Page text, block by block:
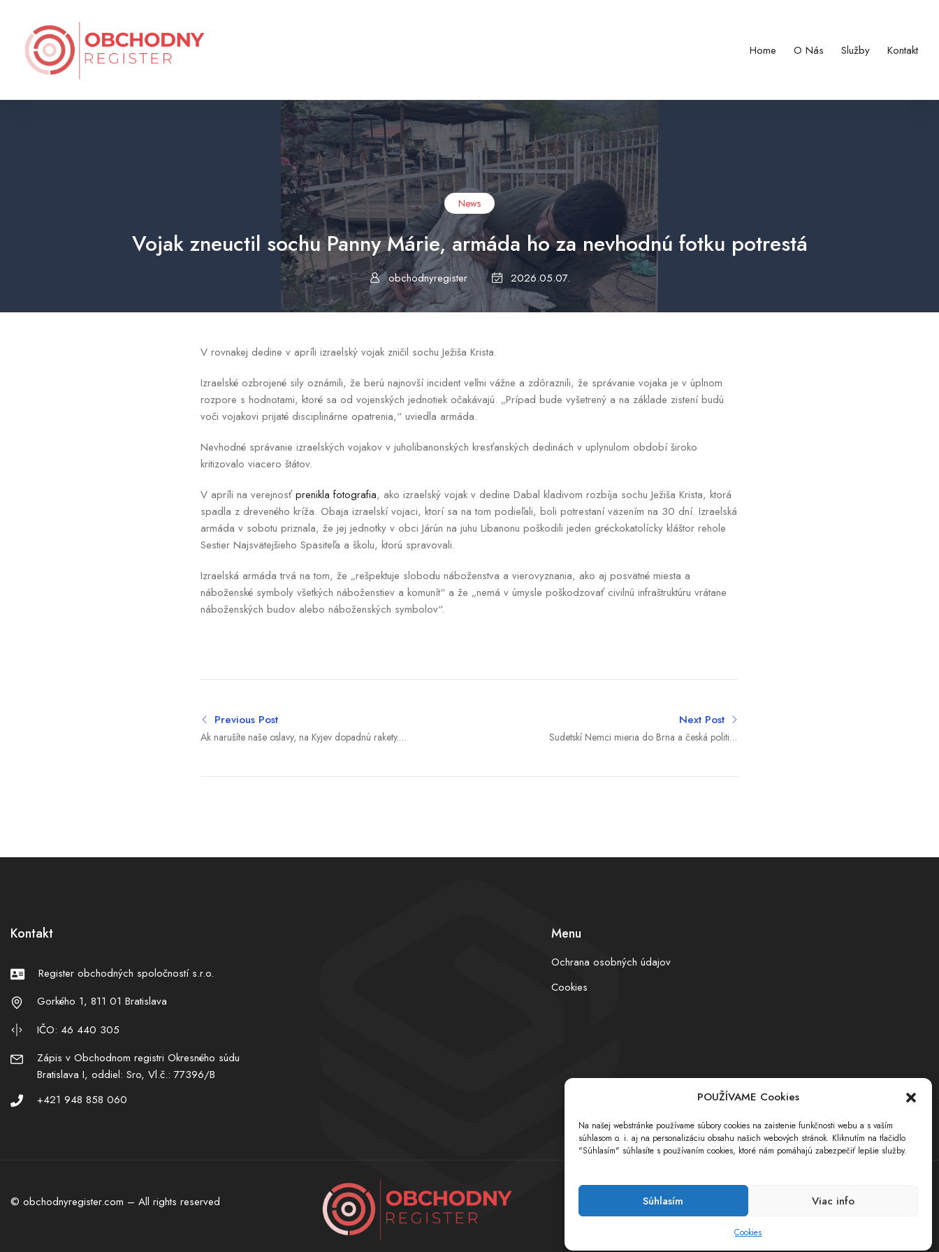
POUŽÍVAME Cookies
Na našej webstránke používame súbory cookies na zaistenie funkčnosti webu a s vaším
súhlasom o. i. aj na personalizáciu obsahu našich webových stránok. Kliknutím na tlačidlo
"Súhlasím" súhlasíte s používaním cookies, ktoré nám pomáhajú zabezpečiť lepšie služby.
Súhlasím Viac info
Cookies
Home O Nás Služby Kontakt
News
Vojak zneuctil sochu Panny Márie, armáda ho za nevhodnú fotku potrestá
obchodnyregister 2026.05.07.
V rovnakej dedine v apríli izraelský vojak zničil sochu Ježiša Krista.
Izraelské ozbrojené sily oznámili, že berú najnovší incident veľmi vážne a zdôraznili, že správanie vojaka je v úplnom
rozpore s hodnotami, ktoré sa od vojenských jednotiek očakávajú. „Prípad bude vyšetrený a na základe zistení budú
voči vojakovi prijaté disciplinárne opatrenia,“ uviedla armáda.
Nevhodné správanie izraelských vojakov v juholibanonských kresťanských dedinách v uplynulom období široko
kritizovalo viacero štátov.
V apríli na verejnosťprenikla fotografia, ako izraelský vojak v dedine Dabal kladivom rozbíja sochu Ježiša Krista, ktorá
spadla z dreveného kríža. Obaja izraelskí vojaci, ktorí sa na tom podieľali, boli potrestaní väzením na 30 dní. Izraelská
armáda v sobotu priznala, že jej jednotky v obci Járún na juhu Libanonu poškodili jeden gréckokatolícky kláštor rehole
Sestier Najsvätejšieho Spasiteľa a školu, ktorú spravovali.
Izraelská armáda trvá na tom, že „rešpektuje slobodu náboženstva a vierovyznania, ako aj posvätné miesta a
náboženské symboly všetkých náboženstiev a komunít“ a že „nemá v úmysle poškodzovať civilnú infraštruktúru vrátane
náboženských budov alebo náboženských symbolov“.
Previous Post
Ak narušíte naše oslavy, na Kyjev dopadnú rakety.
Next Post
Sudetskí Nemci mieria do Brna a česká politika
Kontakt
Register obchodných spoločností s.r.o.
Gorkého 1, 811 01 Bratislava
IČO: 46 440 305
Zápis v Obchodnom registri Okresného súdu
Bratislava I, oddiel: Sro, Vl.č.: 77396/B
+421 948 858 060
Menu
Ochrana osobných údajov
Cookies
© obchodnyregister.com – All rights reserved